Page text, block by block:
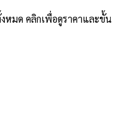
หมด คลิกเพื่อดูราคาและขั้น